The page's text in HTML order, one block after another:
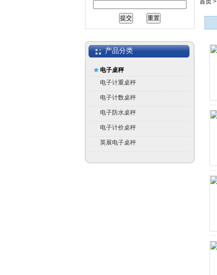
产品分类
电子桌秤
电子计重桌秤
电子计数桌秤
电子防水桌秤
电子计价桌秤
英展电子桌秤
首页 >